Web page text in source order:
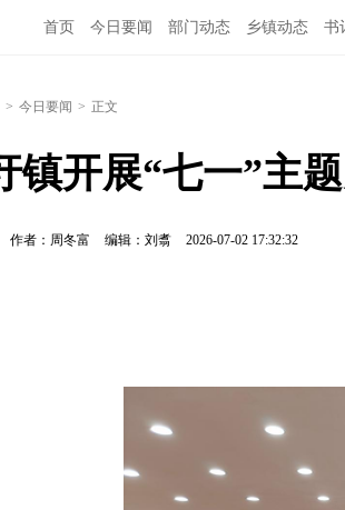
首页 今日要闻 部门动态 乡镇动态 书
> 今日要闻 > 正文
镇开展“七一”主
作者：周冬富 编辑：刘翥 2026-07-02 17:32:32